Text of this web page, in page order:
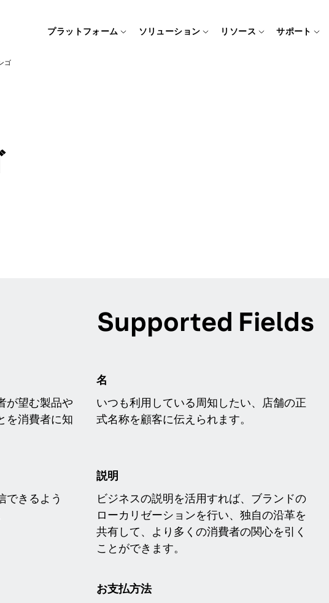
プラットフォーム ソリューション リソース サポート
ゴ
Supported Fields
が望む製品や
を消費者に知
名
いつも利用している周知したい、店舗の正
式名称を顧客に伝えられます。
できるよう
説明
ビジネスの説明を活用すれば、ブランドの
ローカリゼーションを行い、独自の沿革を
共有して、より多くの消費者の関心を引く
ことができます。
お支払方法